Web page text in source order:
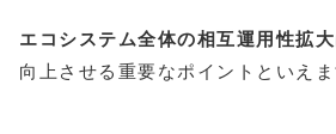
エコシステム全体の相互運用性拡大
向上させる重要なポイントといえま